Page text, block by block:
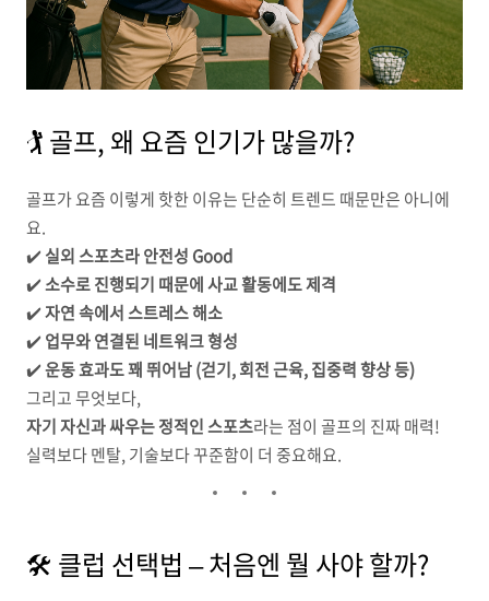
🏌️ 골프, 왜 요즘 인기가 많을까?
골프가 요즘 이렇게 핫한 이유는 단순히 트렌드 때문만은 아니에
요.
✔️실외 스포츠라 안전성 Good
✔️소수로 진행되기 때문에 사교 활동에도 제격
✔️자연 속에서 스트레스 해소
✔️업무와 연결된 네트워크 형성
✔️운동 효과도 꽤 뛰어남 (걷기, 회전 근육, 집중력 향상 등)
그리고 무엇보다,
자기 자신과 싸우는 정적인 스포츠라는 점이 골프의 진짜 매력!
실력보다 멘탈, 기술보다 꾸준함이 더 중요해요.
🛠 클럽 선택법 – 처음엔 뭘 사야 할까?